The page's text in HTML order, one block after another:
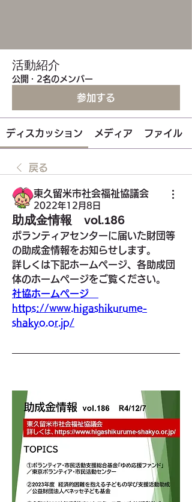
活動紹介
公開 · 2名のメンバー
参加する
ディスカッション メディア ファイル
戻る
東久留米市社会福祉協議会
2022年12月8日
助成金情報 vol.186
ボランティアセンターに届いた財団等
の助成金情報をお知らせします。
詳しくは下記ホームページ、各助成団
体のホームぺージをご覧ください。
社協ホームページ
https://www.higashikurume-
shakyo.or.jp/